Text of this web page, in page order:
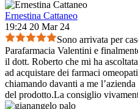
Ernestina Cattaneo
19:24 20 Mar 24
Sono arrivata per
Parafarmacia Valentini e
il dott. Roberto che mi ha
ad acquistare dei farmaci
chiamando davanti a me
del prodotto.La consiglio